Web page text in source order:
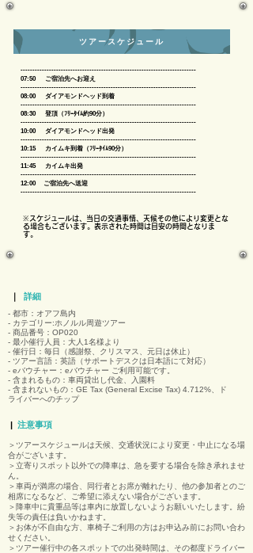
ツアースケジュール
--------------------------------------------------------------------------
07:50 ご宿泊先へお迎え
​--------------------------------------------------------------------------
08:00 ダイアモンドヘッド到着​
--------------------------------------------------------------------------​
08:30 登頂（ﾌﾘｰﾀｲﾑ約90分）​
--------------------------------------------------------------------------​
10:00 ダイアモンドヘッド出発​
--------------------------------------------------------------------------
10:15 カイムキ到着（ﾌﾘｰﾀｲﾑ90分）
--------------------------------------------------------------------------
11:45 カイムキ出発
​--------------------------------------------------------------------------
12:00 ご宿泊先へ送迎
--------------------------------------------------------------------------
※スケジュールは、当日の交通事情、天候その他により変更とな
る場合もございます。表示された時間は目安の時間となりま
す。​
｜ 詳細
- 都市：オアフ島内
- カテゴリー:ホノルル周遊ツアー
- 商品番号：OP020
- 最小催行人員：大人1名様より
- 催行日：毎日（感謝祭、クリスマス、元日は休止）
- ツアー言語：英語（サポートデスクは日本語にて対応）
- eバウチャー：eバウチャー ご利用可能です。
- 含まれるもの：車両貸出し代金、入園料
​- 含まれないもの：GE Tax (General Excise Tax) 4.712%、ド
ライバーへのチップ
| 注意事項
＞ツアースケジュールは天候、交通状況により変更・中止になる場
合がございます。
＞立寄りスポット以外での降車は、急を要する場合を除き承れませ
ん。
＞車両が満席の場合、同行者とお席が離れたり、他の参加者とのご
相席になるなど、ご希望に添えない場合がございます。
＞降車中に貴重品等は車内に放置しないようお願いいたします。紛
失等の責任は負いかねます。
＞お体が不自由な方、車椅子ご利用の方はお申込み前にお問い合わ
せください。
＞ツアー催行中の各スポットでの出発時間は、その都度ドライバー